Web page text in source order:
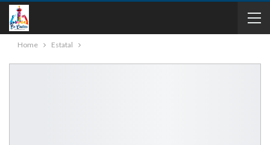
Home Estatal